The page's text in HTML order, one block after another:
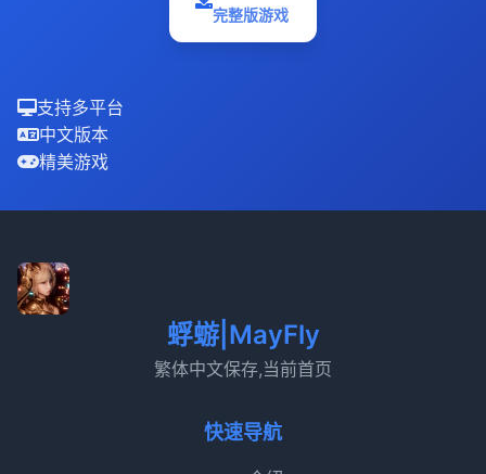
完整版游戏
支持多平台
中文版本
精美游戏
蜉蝣|MayFly
繁体中文保存,当前首页
快速导航